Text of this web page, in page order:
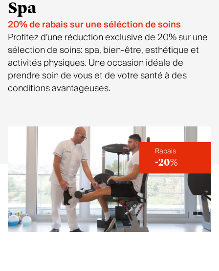
Spa
20% de rabais sur une séléction de soins
Profitez d’une réduction exclusive de 20% sur une
sélection de soins: spa, bien-être, esthétique et
activités physiques. Une occasion idéale de
prendre soin de vous et de votre santé à des
conditions avantageuses.
Rabais
-20%